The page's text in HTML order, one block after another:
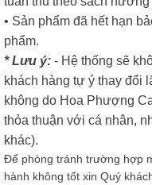
• Sản phẩm đã hết hạn
phẩm.
* Lưu ý: - Hệ thống sẽ
khách hàng tự ý thay đổi
không do Hoa Phượng
thỏa thuận với cá nhân,
khác).
Để phòng tránh trường hợp
hành không tốt xin Quý